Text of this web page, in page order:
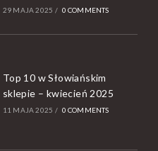
29 MAJA 2025 / 0 COMMENTS
Top 10 w Słowiańskim
sklepie – kwiecień 2025
11 MAJA 2025 / 0 COMMENTS